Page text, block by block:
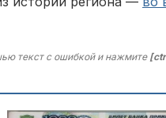
текст с ошибкой и нажмите